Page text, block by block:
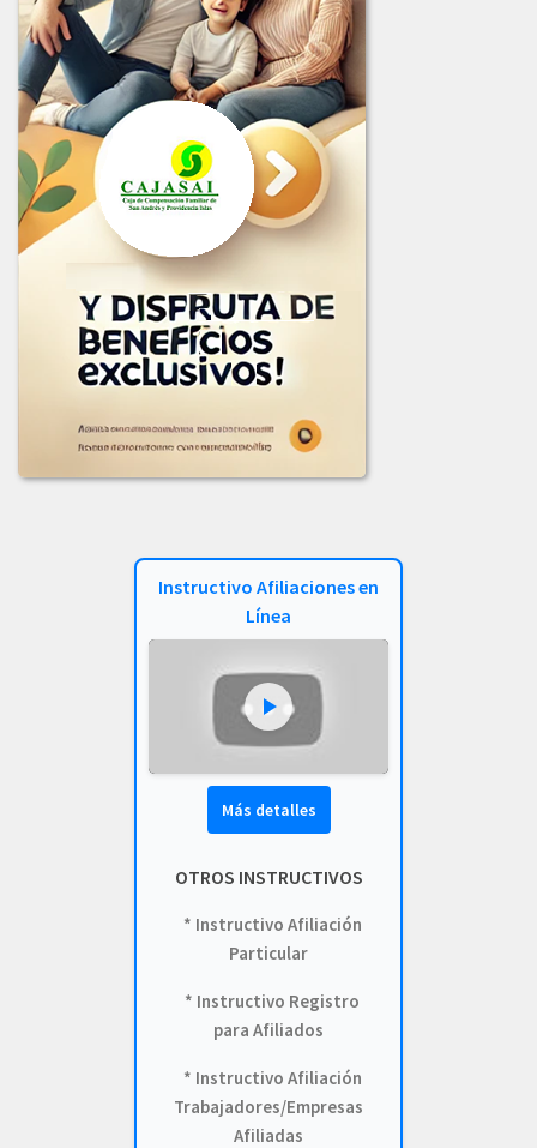
LICITACION_DE_OFERTA_004-2025.PDF
2024
COMUNICADO_ADJUDICACION_LIC-001-2024.pdf
COMUNICADO_ADJUDICACION_LIC-002-2024.pdf
INFORME_EVALUACION_LIC-002-2024.pdf
INFORME_LICITACION_OFERTAS_001-2024.pdf
LICITACION_2024-001.PDF
LICITACION_No_002-2024.pdf
COMUNICADO_LICITACION-002-2023.pdf
INFORME_EVALUACION_COMIT_COMPRAS_LIC_-001-2023.pdf
INF_EVALUACION_COMITE_COMPRAS_LIC-002-2023.pdf
LICITACION_003_DE_2023.PDF
LICITACION_DE_OFERTAS_002-2023.PDF
LICITACION_DE_OFERTA_N_004_DE_2023.pdf
LICITACION_OFERTAS-004-2023.pdf
LICITACION_OFERTAS_001-2023.pdf
ADJUDICACION_LICITACION-001_2022.pdf
COMUNICADO_ADJUDICACION_LIC_003-2022.PDF
Instructivo Afiliaciones en
Línea
Más detalles
OTROS INSTRUCTIVOS
* Instructivo Afiliación
Particular
* Instructivo Registro
para Afiliados
* Instructivo Afiliación
Trabajadores/Empresas
Afiliadas